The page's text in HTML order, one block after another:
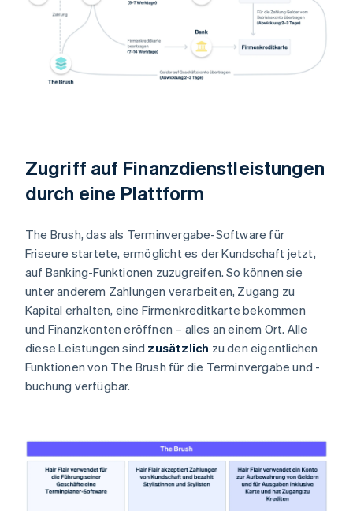
Zugriff auf Finanzdienstleistungen
durch eine Plattform
The Brush, das als Terminvergabe-Software für
Friseure startete, ermöglicht es der Kundschaft jetzt,
auf Banking-Funktionen zuzugreifen. So können sie
unter anderem Zahlungen verarbeiten, Zugang zu
Kapital erhalten, eine Firmenkreditkarte bekommen
und Finanzkonten eröffnen – alles an einem Ort. Alle
diese Leistungen sind zusätzlich zu den eigentlichen
Funktionen von The Brush für die Terminvergabe und -
buchung verfügbar.